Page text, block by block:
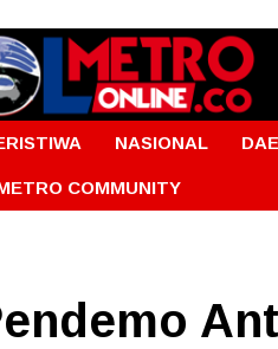
NASIONAL
COMMUNITY